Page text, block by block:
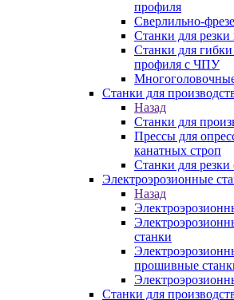
профиля
Сверлильно-
Станки для
Станки для
профиля с ЧПУ
Станки для
Назад
Станки для
Прессы для
канатных строп
Станки для резки
Электроэрозионные
Назад
станки
прошивные
Станки для